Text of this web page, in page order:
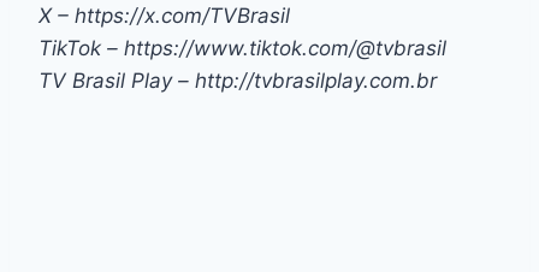
X – https://x.com/TVBrasil
TikTok – https://www.tiktok.com/@tvbrasil
TV Brasil Play – http://tvbrasilplay.com.br